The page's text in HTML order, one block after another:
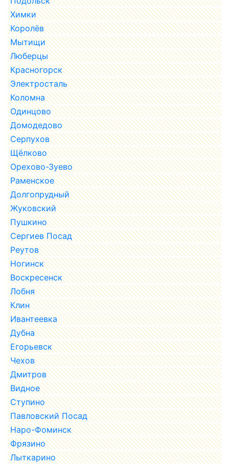
Химки
Королёв
Мытищи
Люберцы
Красногорск
Электросталь
Коломна
Одинцово
Домодедово
Серпухов
Щёлково
Орехово-Зуево
Раменское
Долгопрудный
Жуковский
Пушкино
Сергиев Посад
Реутов
Ногинск
Воскресенск
Лобня
Клин
Ивантеевка
Дубна
Егорьевск
Чехов
Дмитров
Видное
Ступино
Павловский Посад
Наро-Фоминск
Фрязино
Лыткарино